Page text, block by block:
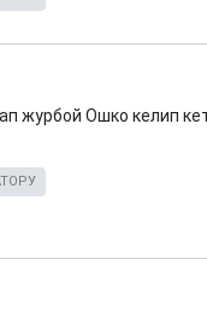
журбой Ошко келип